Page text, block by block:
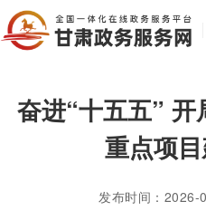
奋进“十五五”
重点项
发布时间：2026-